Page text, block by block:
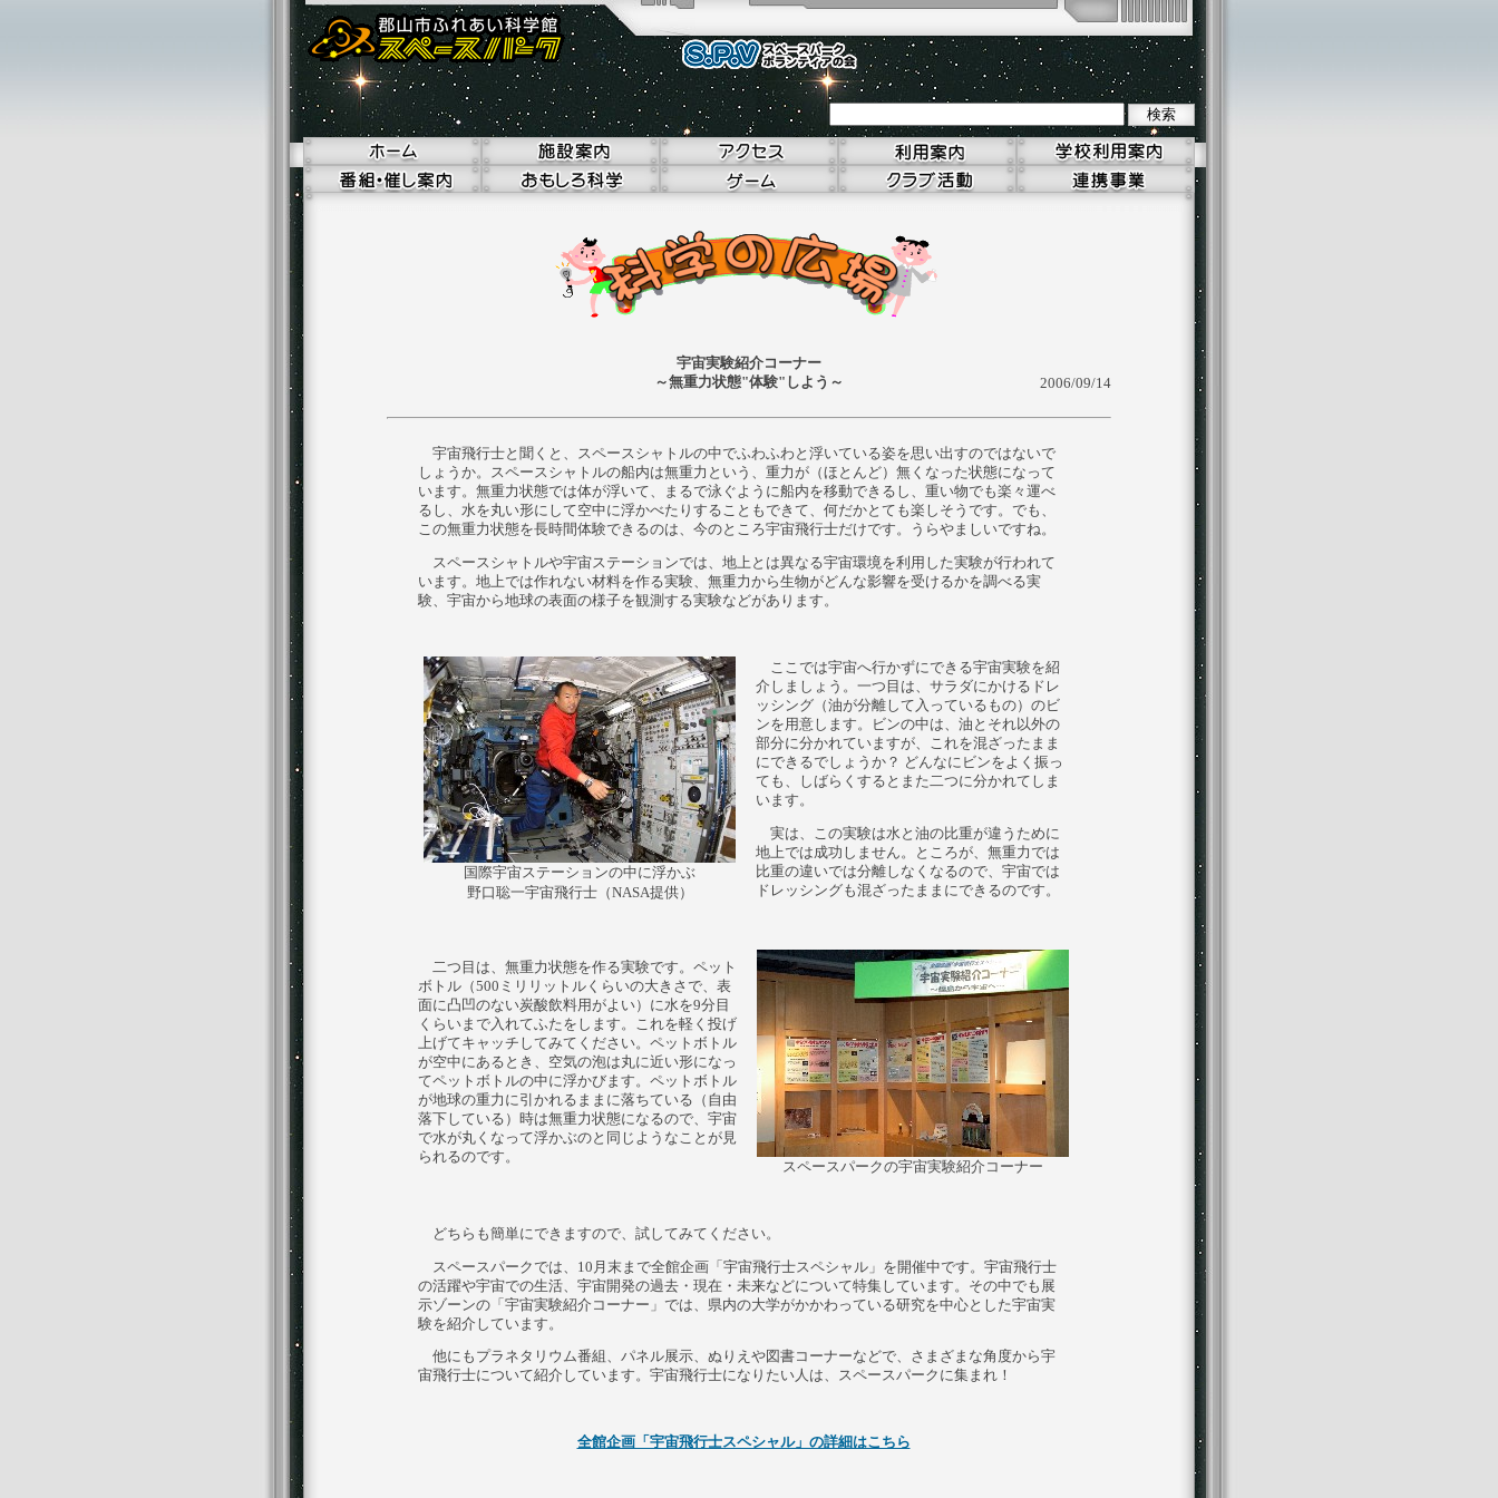
宇宙実験紹介コーナー
～無重力状態"体験"しよう～
2006/09/14
宇宙飛行士と聞くと、スペースシャトルの中でふわふわと浮いている姿を思い出すのではないで
しょうか。スペースシャトルの船内は無重力という、重力が（ほとんど）無くなった状態になって
います。無重力状態では体が浮いて、まるで泳ぐように船内を移動できるし、重い物でも楽々運べ
るし、水を丸い形にして空中に浮かべたりすることもできて、何だかとても楽しそうです。でも、
この無重力状態を長時間体験できるのは、今のところ宇宙飛行士だけです。うらやましいですね。
スペースシャトルや宇宙ステーションでは、地上とは異なる宇宙環境を利用した実験が行われて
います。地上では作れない材料を作る実験、無重力から生物がどんな影響を受けるかを調べる実
験、宇宙から地球の表面の様子を観測する実験などがあります。
国際宇宙ステーションの中に浮かぶ
野口聡一宇宙飛行士（NASA提供）
ここでは宇宙へ行かずにできる宇宙実験を紹
介しましょう。一つ目は、サラダにかけるドレ
ッシング（油が分離して入っているもの）のビ
ンを用意します。ビンの中は、油とそれ以外の
部分に分かれていますが、これを混ざったまま
にできるでしょうか？ どんなにビンをよく振っ
ても、しばらくするとまた二つに分かれてしま
います。
実は、この実験は水と油の比重が違うために
地上では成功しません。ところが、無重力では
比重の違いでは分離しなくなるので、宇宙では
ドレッシングも混ざったままにできるのです。
二つ目は、無重力状態を作る実験です。ペット
ボトル（500ミリリットルくらいの大きさで、表
面に凸凹のない炭酸飲料用がよい）に水を9分目
くらいまで入れてふたをします。これを軽く投げ
上げてキャッチしてみてください。ペットボトル
が空中にあるとき、空気の泡は丸に近い形になっ
てペットボトルの中に浮かびます。ペットボトル
が地球の重力に引かれるままに落ちている（自由
落下している）時は無重力状態になるので、宇宙
で水が丸くなって浮かぶのと同じようなことが見
られるのです。
スペースパークの宇宙実験紹介コーナー
どちらも簡単にできますので、試してみてください。
スペースパークでは、10月末まで全館企画「宇宙飛行士スペシャル」を開催中です。宇宙飛行士
の活躍や宇宙での生活、宇宙開発の過去・現在・未来などについて特集しています。その中でも展
示ゾーンの「宇宙実験紹介コーナー」では、県内の大学がかかわっている研究を中心とした宇宙実
験を紹介しています。
他にもプラネタリウム番組、パネル展示、ぬりえや図書コーナーなどで、さまざまな角度から宇
宙飛行士について紹介しています。宇宙飛行士になりたい人は、スペースパークに集まれ！
全館企画「宇宙飛行士スペシャル」の詳細はこちら